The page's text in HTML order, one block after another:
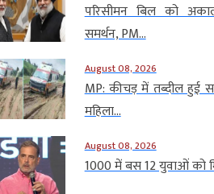
परिसीमन बिल को
समर्थन, PM...
August 08, 2026
MP: कीचड़ में तब्दील हुई
महिला...
August 08, 2026
1000 में बस 12 युवाओं को